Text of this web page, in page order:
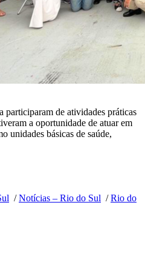
de atividades práticas
a oportunidade de atuar em
unidades básicas de saúde,
/Notícias – Rio do Sul /Rio do